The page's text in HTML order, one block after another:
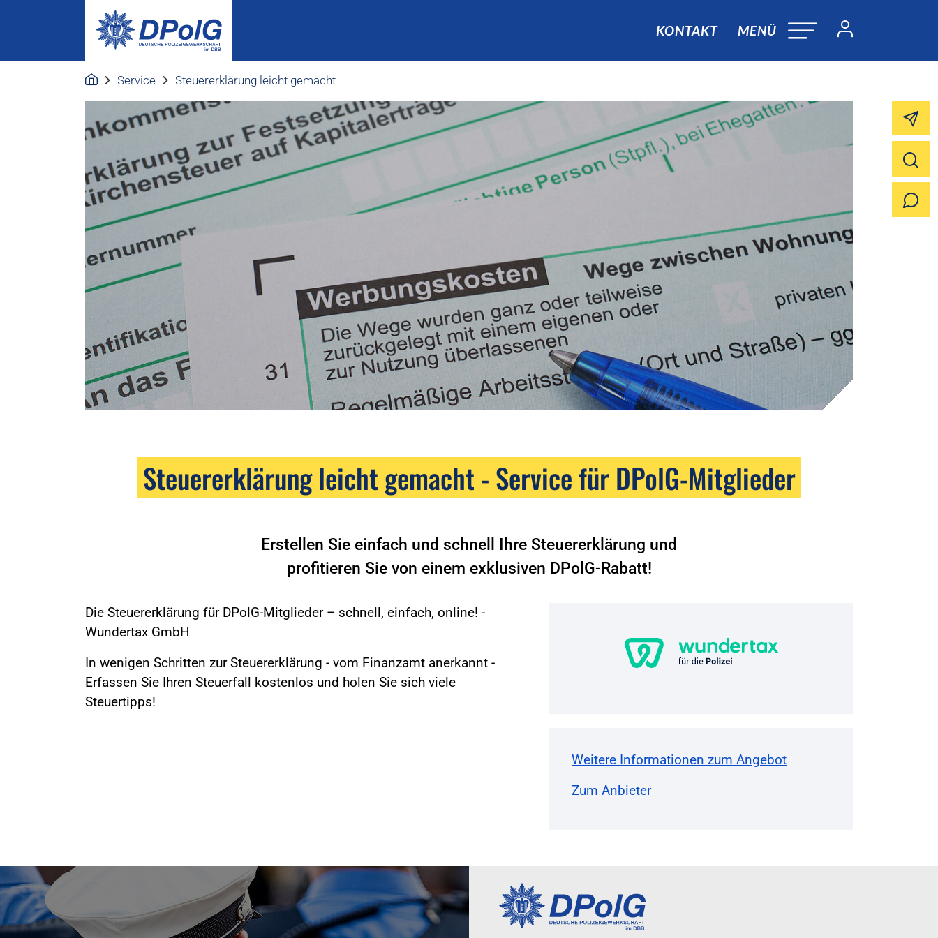
KONTAKT MENÜ
Service Steuererklärung leicht gemacht
Steuererklärung leicht gemacht - Service für DPolG-Mitglieder
Erstellen Sie einfach und schnell Ihre Steuererklärung und
profitieren Sie von einem exklusiven DPolG-Rabatt!
Die Steuererklärung für DPolG-Mitglieder – schnell, einfach, online! -
Wundertax GmbH
In wenigen Schritten zur Steuererklärung - vom Finanzamt anerkannt -
Erfassen Sie Ihren Steuerfall kostenlos und holen Sie sich viele
Steuertipps!
Weitere Informationen zum Angebot
Zum Anbieter